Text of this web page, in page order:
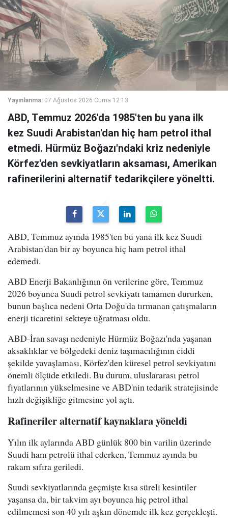
Yayınlanma: 07 Ağustos 2026 Cuma 12:13
ABD, Temmuz 2026'da 1985'ten bu yana ilk
kez Suudi Arabistan'dan hiç ham petrol ithal
etmedi. Hürmüz Boğazı'ndaki kriz nedeniyle
Körfez'den sevkiyatların aksaması, Amerikan
rafinerilerini alternatif tedarikçilere yöneltti.
ABD, Temmuz ayında 1985'ten bu yana ilk kez Suudi
Arabistan'dan bir ay boyunca hiç ham petrol ithal
edemedi.
ABD Enerji Bakanlığının ön verilerine göre, Temmuz
2026 boyunca Suudi petrol sevkiyatı tamamen dururken,
bunun başlıca nedeni Orta Doğu'da tırmanan çatışmaların
enerji ticaretini sekteye uğratması oldu.
ABD-İran savaşı nedeniyle Hürmüz Boğazı'nda yaşanan
aksaklıklar ve bölgedeki deniz taşımacılığının ciddi
şekilde yavaşlaması, Körfez'den küresel petrol sevkiyatını
önemli ölçüde etkiledi. Bu durum, uluslararası petrol
fiyatlarının yükselmesine ve ABD'nin tedarik stratejisinde
hızlı değişikliğe gitmesine yol açtı.
Rafineriler alternatif kaynaklara yöneldi
Yılın ilk aylarında ABD günlük 800 bin varilin üzerinde
Suudi ham petrolü ithal ederken, Temmuz ayında bu
rakam sıfıra geriledi.
Suudi sevkiyatlarında geçmişte kısa süreli kesintiler
yaşansa da, bir takvim ayı boyunca hiç petrol ithal
edilmemesi son 40 yılı aşkın dönemde ilk kez gerçekleşti.